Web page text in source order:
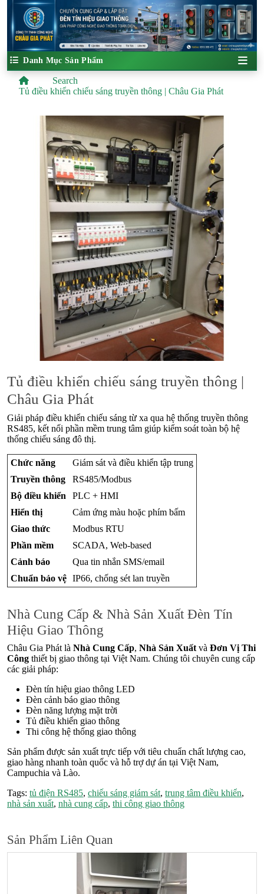
Danh Mục Sản Phẩm
Search
Tủ điều khiển chiếu sáng truyền thông | Châu Gia Phát
Tủ điều khiển chiếu sáng truyền thông |
Châu Gia Phát
Giải pháp điều khiển chiếu sáng từ xa qua hệ thống truyền thông
RS485, kết nối phần mềm trung tâm giúp kiểm soát toàn bộ hệ
thống chiếu sáng đô thị.
Chức năng
Giám sát và điều khiển tập trung
Truyền thông
RS485/Modbus
Bộ điều khiển
PLC + HMI
Hiển thị
Cảm ứng màu hoặc phím bấm
Giao thức
Modbus RTU
Phần mềm
SCADA, Web-based
Cảnh báo
Qua tin nhắn SMS/email
Chuẩn bảo vệ IP66, chống sét lan truyền
Nhà Cung Cấp & Nhà Sản Xuất Đèn Tín
Hiệu Giao Thông
Châu Gia Phát là Nhà Cung Cấp, Nhà Sản Xuất và Đơn Vị Thi
Công thiết bị giao thông tại Việt Nam. Chúng tôi chuyên cung cấp
các giải pháp:
Đèn tín hiệu giao thông LED
Đèn cảnh báo giao thông
Đèn năng lượng mặt trời
Tủ điều khiển giao thông
Thi công hệ thống giao thông
Sản phẩm được sản xuất trực tiếp với tiêu chuẩn chất lượng cao,
giao hàng nhanh toàn quốc và hỗ trợ dự án tại Việt Nam,
Campuchia và Lào.
Tags: tủ điện RS485, chiếu sáng giám sát, trung tâm điều khiển,
nhà sản xuất, nhà cung cấp, thi công giao thông
Sản Phẩm Liên Quan